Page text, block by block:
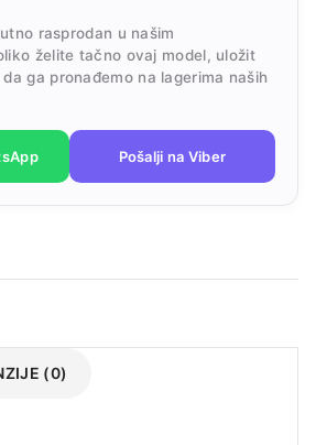
rasprodan u našim
želite tačno ovaj model, uložit
ga pronađemo na lagerima naših
Pošalji na Viber
(0)